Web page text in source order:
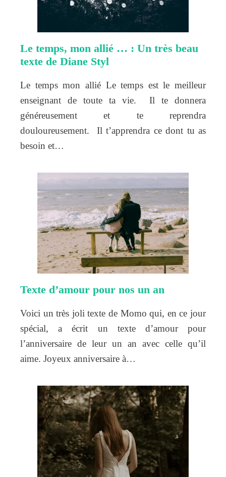
Le temps, mon allié … : Un très beau
texte de Diane Styl
Le temps mon allié Le temps est le meilleur
enseignant de toute ta vie. Il te donnera
généreusement et te reprendra
douloureusement. Il t’apprendra ce dont tu as
besoin et…
Texte d’amour pour nos un an
Voici un très joli texte de Momo qui, en ce jour
spécial, a écrit un texte d’amour pour
l’anniversaire de leur un an avec celle qu’il
aime. Joyeux anniversaire à…